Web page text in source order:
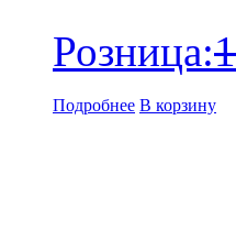
Розница:
Подробнее В корзину